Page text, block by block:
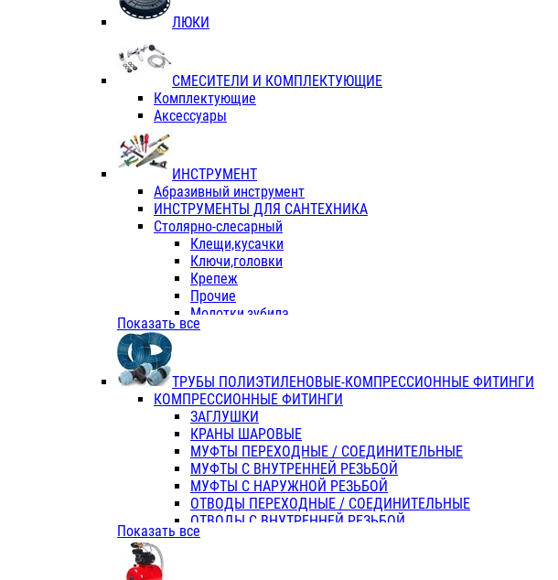
ЛЮКИ
СМЕСИТЕЛИ И КОМПЛЕКТУЮЩИЕ
Комплектующие
Аксессуары
ИНСТРУМЕНТ
Абразивный инструмент
ИНСТРУМЕНТЫ ДЛЯ САНТЕХНИКА
Столярно-слесарный
Клещи,кусачки
Ключи,головки
Крепеж
Прочие
Молотки,зубила
Пассатижи,тонкогубцы,утконосы
Отвертки
Хоз. инвентарь
ЭЛ. ИНСТРУМЕНТ OASIS
Показать все
ТРУБЫ ПОЛИЭТИЛЕНОВЫЕ-КОМПРЕССИОННЫЕ ФИТИНГИ
КОМПРЕССИОННЫЕ ФИТИНГИ
ЗАГЛУШКИ
КРАНЫ ШАРОВЫЕ
МУФТЫ ПЕРЕХОДНЫЕ / СОЕДИНИТЕЛЬНЫЕ
МУФТЫ С ВНУТРЕННЕЙ РЕЗЬБОЙ
МУФТЫ С НАРУЖНОЙ РЕЗЬБОЙ
ОТВОДЫ ПЕРЕХОДНЫЕ / СОЕДИНИТЕЛЬНЫЕ
ОТВОДЫ С ВНУТРЕННЕЙ РЕЗЬБОЙ
ОТВОДЫ С НАРУЖНОЙ РЕЗЬБОЙ
Показать все